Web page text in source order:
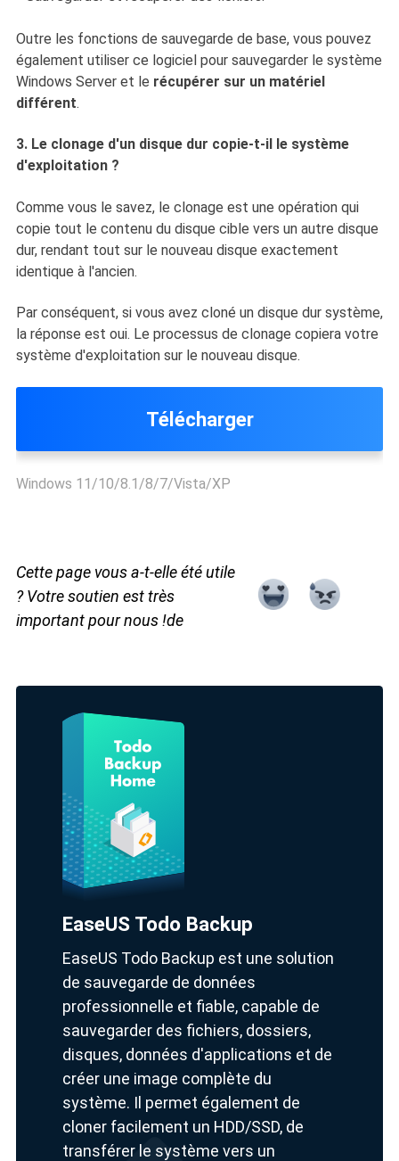
Outre les fonctions de sauvegarde de base, vous pouvez
également utiliser ce logiciel pour sauvegarder le système
Windows Server et le récupérer sur un matériel
différent.
3. Le clonage d'un disque dur copie-t-il le système
d'exploitation ?
Comme vous le savez, le clonage est une opération qui
copie tout le contenu du disque cible vers un autre disque
dur, rendant tout sur le nouveau disque exactement
identique à l'ancien.
Par conséquent, si vous avez cloné un disque dur système,
la réponse est oui. Le processus de clonage copiera votre
système d'exploitation sur le nouveau disque.
Télécharger
Windows 11/10/8.1/8/7/Vista/XP
Cette page vous a-t-elle été utile
? Votre soutien est très
important pour nous !de
EaseUS Todo Backup
EaseUS Todo Backup est une solution
de sauvegarde de données
professionnelle et fiable, capable de
sauvegarder des fichiers, dossiers,
disques, données d'applications et de
créer une image complète du
système. Il permet également de
cloner facilement un HDD/SSD, de
transférer le système vers un